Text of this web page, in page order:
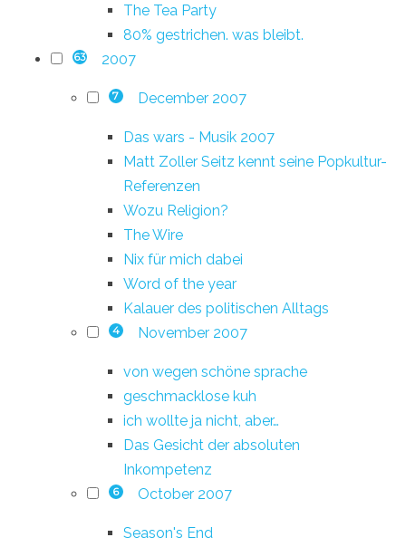
The Tea Party
80% gestrichen. was bleibt.
63 2007
7 December 2007
Das wars - Musik 2007
Matt Zoller Seitz kennt seine Popkultur-
Referenzen
Wozu Religion?
The Wire
Nix für mich dabei
Word of the year
Kalauer des politischen Alltags
4 November 2007
von wegen schöne sprache
geschmacklose kuh
ich wollte ja nicht, aber…
Das Gesicht der absoluten
Inkompetenz
6 October 2007
Season's End